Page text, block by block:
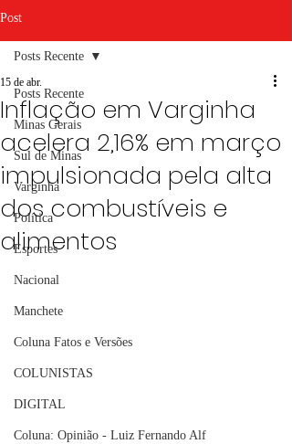
Post
Posts Recente
Minas Gerais
Sul de Minas
Varginha
Política
Esportes
Nacional
Manchete
Coluna Fatos e Versões
COLUNISTAS
DIGITAL
Coluna: Opinião - Luiz Fernando Alf
Posts Recente
Inflação em Varginha
acelera 2,16% em março
impulsionada pela alta
dos combustíveis e
alimentos
15 de abr.